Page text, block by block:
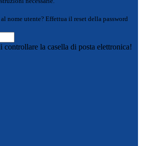
nome utente? Effettua il reset della password
controllare la casella di posta elettronica!